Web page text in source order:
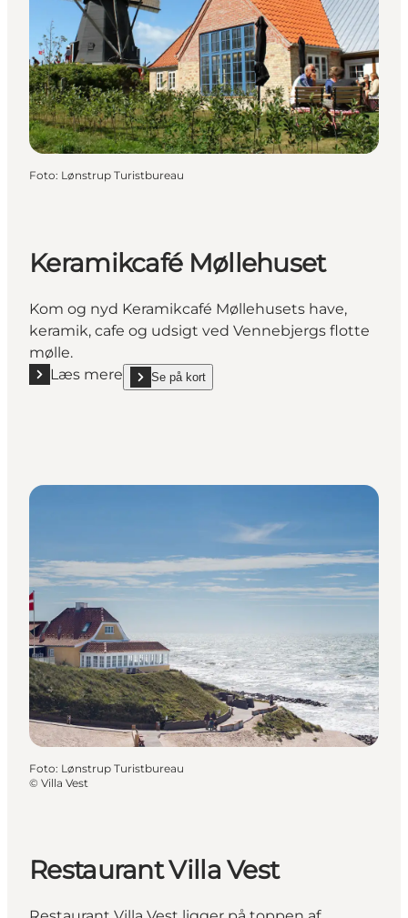
Foto: Lønstrup Turistbureau
Keramikcafé Møllehuset
Kom og nyd Keramikcafé Møllehusets have,
keramik, cafe og udsigt ved Vennebjergs flotte
mølle.
Læs mere
Læs mere "Keramikcafé Møllehuset"
Se på kort
show Keramikcafé Møllehuset on_map
Foto: Lønstrup Turistbureau
© Villa Vest
Restaurant Villa Vest